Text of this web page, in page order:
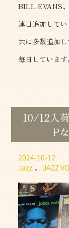
BILL EVANS
連日追加して
共に多数追加
毎日しています
10/12入
P
2024-10-12
Jazz ，JAZZ